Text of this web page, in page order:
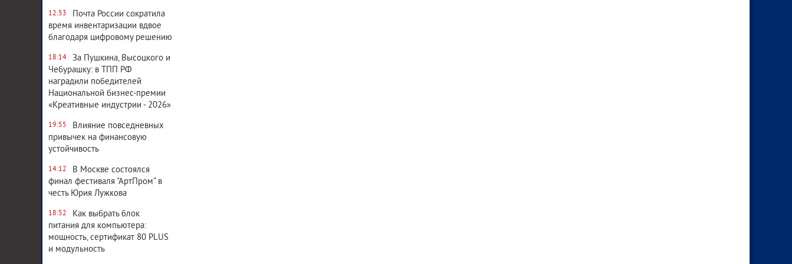
12:53
Почта России сократила
время инвентаризации вдвое
благодаря цифровому решению
18:14
За Пушкина, Высоцкого и
Чебурашку: в ТПП РФ
наградили победителей
Национальной бизнес-премии
«Креативные индустрии - 2026»
19:55
Влияние повседневных
привычек на финансовую
устойчивость
14:12
В Москве состоялся
финал фестиваля "АртПром" в
честь Юрия Лужкова
18:52
Как выбрать блок
питания для компьютера:
мощность, сертификат 80 PLUS
и модульность